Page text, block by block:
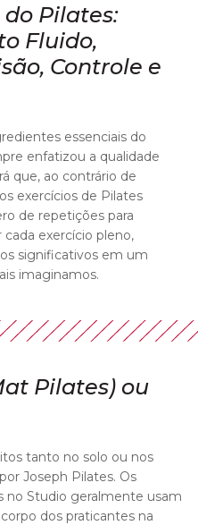
Pilates:
Fluido,
Controle e
essenciais do
enfatizou a qualidade
que, ao contrário de
exercícios de Pilates
de repetições para
cada exercício pleno,
significativos em um
imaginamos.
Pilates) ou
tanto no solo ou nos
Joseph Pilates. Os
no Studio geralmente usam
dos praticantes na